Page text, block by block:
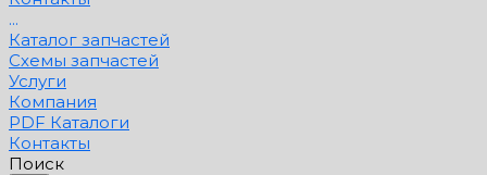
...
Каталог запчастей
Схемы запчастей
Услуги
Компания
PDF Каталоги
Контакты
Поиск